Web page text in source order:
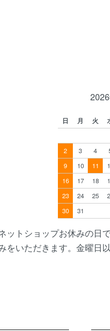
日 月 火
2
3 4
9
10 11
16
17 18
23
24 25
30
31
ットショップお休みの日で
をいただきます。金曜日